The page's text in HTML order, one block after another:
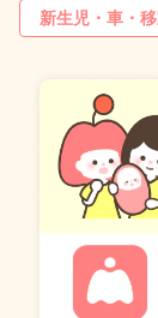
新生児・車・